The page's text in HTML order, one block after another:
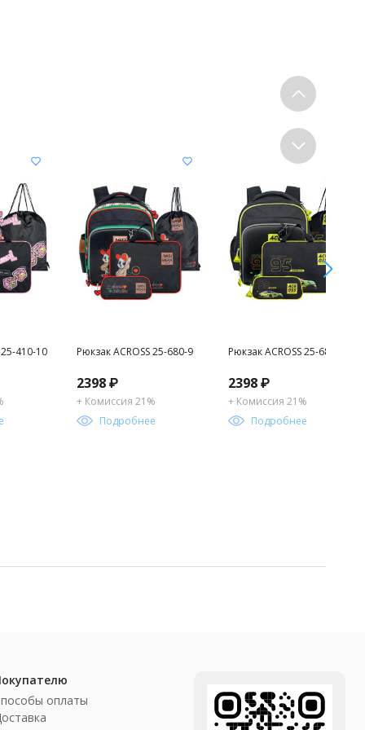
25-410-10 Рюкзак ACROSS 25-680-9
2398₽
+ Комиссия 21%
Подробнее
Рюкзак ACROSS 25-680-7
2398₽
+ Комиссия 21%
Подробнее
оплаты